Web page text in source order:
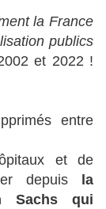
la France
publics
et 2022 !
entre
et de
depuis
la
Sachs qui